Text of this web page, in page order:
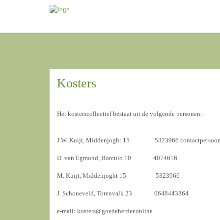
Kosters
Het kosterscollectief bestaat uit de volgende personen:
J.W. Kuijt, Middenjoght 15 5323966 contactpersoon
D. van Egmond, Borculo 10 4074616
M. Kuijt, Middenjoght 15 5323966
J. Schoneveld, Torenvalk 23 0648443364
e-mail: kosters@goedeherder.online